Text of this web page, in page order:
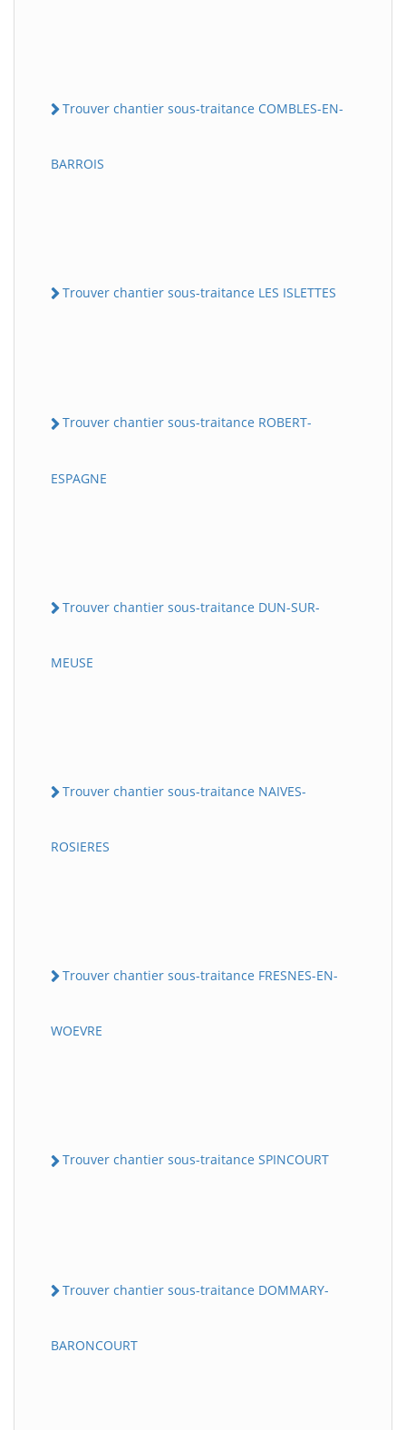
Trouver chantier sous-traitance COMBLES-EN-
BARROIS
Trouver chantier sous-traitance LES ISLETTES
Trouver chantier sous-traitance ROBERT-
ESPAGNE
Trouver chantier sous-traitance DUN-SUR-
MEUSE
Trouver chantier sous-traitance NAIVES-
ROSIERES
Trouver chantier sous-traitance FRESNES-EN-
WOEVRE
Trouver chantier sous-traitance SPINCOURT
Trouver chantier sous-traitance DOMMARY-
BARONCOURT